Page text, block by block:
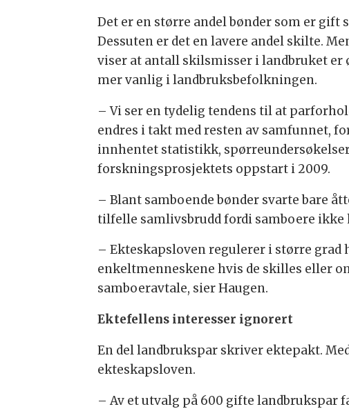
Det er en større andel bønder som er
Dessuten er det en lavere andel skilte.
viser at antall skilsmisser i landbruket er
mer vanlig i landbruksbefolkningen.
– Vi ser en tydelig tendens til at
endres i takt med resten av samfunnet,
innhentet statistikk,
forskningsprosjektets oppstart i 2009.
– Blant samboende bønder svarte bare
tilfelle samlivsbrudd fordi samboere
– Ekteskapsloven regulerer i større grad
enkeltmenneskene hvis de skilles eller
samboeravtale, sier Haugen.
Ektefellens interesser ignorert
En del landbrukspar skriver ektepakt.
ekteskapsloven.
– Av et utvalg på 600 gifte landbrukspar